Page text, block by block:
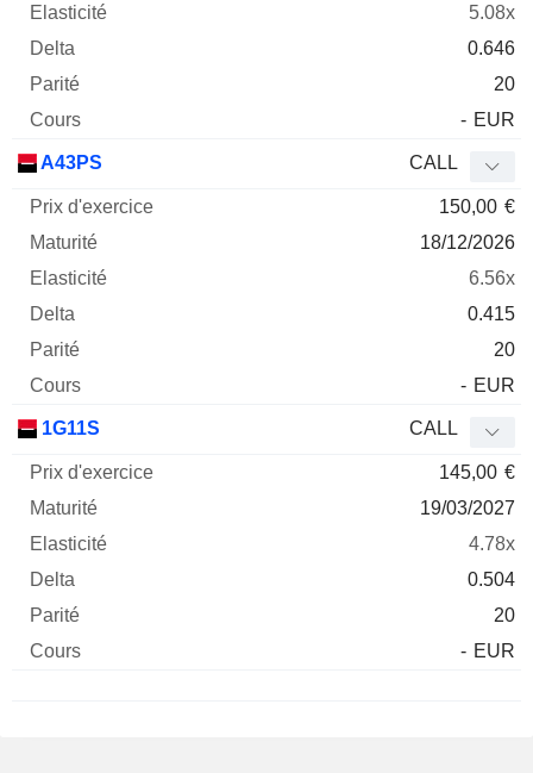
5.08x
0.646
20
- EUR
A43PS CALL
150,00 €
18/12/2026
6.56x
0.415
20
- EUR
1G11S CALL
145,00 €
19/03/2027
4.78x
0.504
20
- EUR